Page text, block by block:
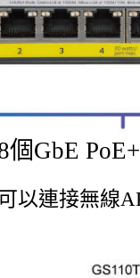
個GbE
以連接無線